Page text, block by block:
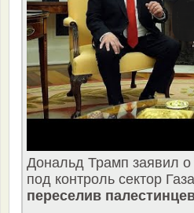
Дональд Трамп заявил
под контроль сектор
переселив